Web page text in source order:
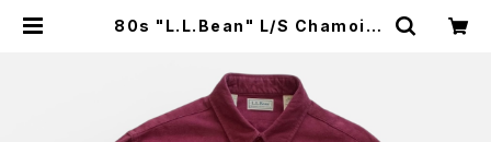
80s "L.L.Bean" L/S Chamois